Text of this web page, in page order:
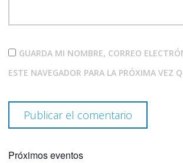
GUARDA MI NOMBRE, CORREO
ESTE NAVEGADOR PARA LA PRÓXIMA VEZ
Próximos eventos